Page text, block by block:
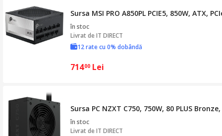
Sursa MSI PRO A850PL PCIE5, 850W, ATX,
în stoc
Livrat deIT DIRECT
12 rate cu 0% dobândă
71400 Lei
Sursa PC NZXT C750, 750W, 80 PLUS
în stoc
Livrat deIT DIRECT